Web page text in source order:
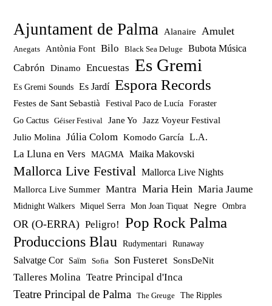
Ajuntament de Palma Alanaire Amulet
Anegats Antònia Font Bilo Black Sea Deluge Bubota Música
Cabrón Dinamo Encuestas Es Gremi
Es Gremi Sounds Es Jardí Espora Records
Festes de Sant Sebastià Festival Paco de Lucía Foraster
Go Cactus Géiser Festival Jane Yo
Jazz Voyeur Festival
Julio Molina
Júlia Colom Komodo García L.A.
La Lluna en Vers MAGMA Maika Makovski
Mallorca Live Festival Mallorca Live Nights
Mallorca Live Summer Mantra Maria Hein Maria Jaume
Midnight Walkers Miquel Serra Mon Joan Tiquat Negre Ombra
OR (O-ERRA) Peligro!
Pop Rock Palma
Produccions Blau
Rudymentari Runaway
Salvatge Cor Saïm Sofia Son Fusteret SonsDeNit
Talleres Molina Teatre Principal d'Inca
Teatre Principal de Palma The Greuge The Ripples